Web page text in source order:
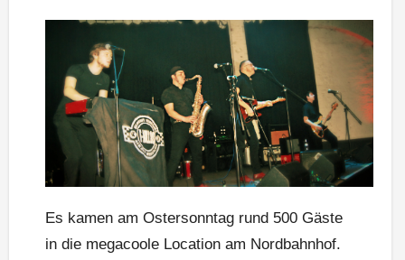
Es kamen am Ostersonntag rund 500 Gäste
in die megacoole Location am Nordbahnhof.